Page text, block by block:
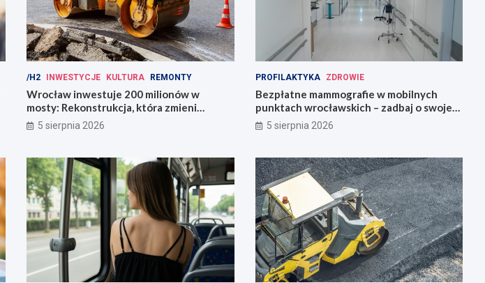
/H2 INWESTYCJE KULTURA REMONTY
Wrocław inwestuje 200 milionów w
mosty: Rekonstrukcja, która zmieni
miasto!
5 sierpnia 2026
PROFILAKTYKA ZDROWIE
Bezpłatne mammografie w mobilnych
punktach wrocławskich – zadbaj o swoje
zdrowie!
5 sierpnia 2026